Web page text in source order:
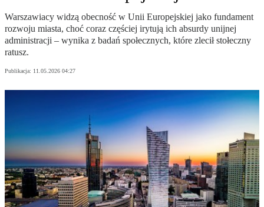
Warszawiacy widzą obecność w Unii Europejskiej jako fundament
rozwoju miasta, choć coraz częściej irytują ich absurdy unijnej
administracji – wynika z badań społecznych, które zlecił stołeczny
ratusz.
Publikacja: 11.05.2026 04:27